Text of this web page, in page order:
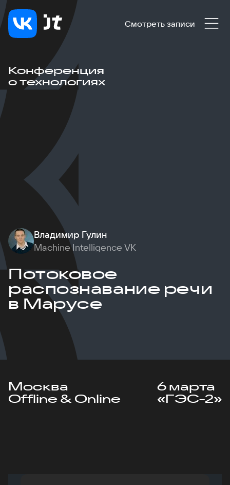
Смотреть записи
Конференция
о технологиях
Владимир Гулин
Machine Intelligence VK
Потоковое
распознавание речи
в Марусе
Москва
Offline & Online
6 марта
«ГЭС-2»